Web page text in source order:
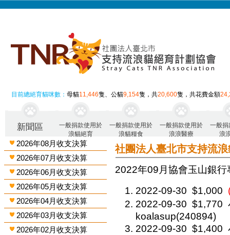
目前總絕育貓咪數：母貓11,446隻、公貓9,154隻，共20,600隻，共花費金額
新聞區
一般捐款使用於
浪貓絕育
一般捐款使用於
浪貓糧食
一般捐款使用於
浪浪醫療
一般捐
浪
2026年08月收支決算
2026年07月收支決算
2026年06月收支決算
2026年05月收支決算
2026年04月收支決算
2026年03月收支決算
2026年02月收支決算
社團法人臺北市支持流
2022年09月 協會玉山銀
2022-09-30 $1,000
2022-09-30 $1,770
koalasup(240894)
2022-09-30 $1,400